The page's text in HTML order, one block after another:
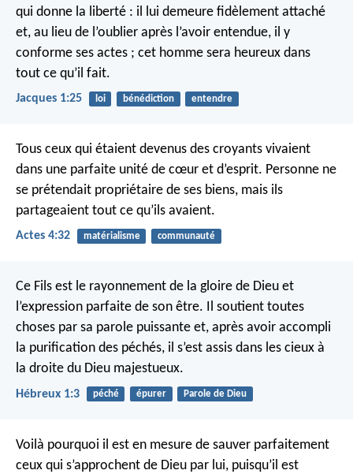
qui donne la liberté : il lui demeure fidèlement attaché
et, au lieu de l’oublier après l’avoir entendue, il y
conforme ses actes ; cet homme sera heureux dans
tout ce qu’il fait.
Jacques 1:25 loi bénédiction entendre
Tous ceux qui étaient devenus des croyants vivaient
dans une parfaite unité de cœur et d’esprit. Personne ne
se prétendait propriétaire de ses biens, mais ils
partageaient tout ce qu’ils avaient.
Actes 4:32 matérialisme communauté
Ce Fils est le rayonnement de la gloire de Dieu et
l’expression parfaite de son être. Il soutient toutes
choses par sa parole puissante et, après avoir accompli
la purification des péchés, il s’est assis dans les cieux à
la droite du Dieu majestueux.
Hébreux 1:3 péché épurer Parole de Dieu
Voilà pourquoi il est en mesure de sauver parfaitement
ceux qui s’approchent de Dieu par lui, puisqu’il est